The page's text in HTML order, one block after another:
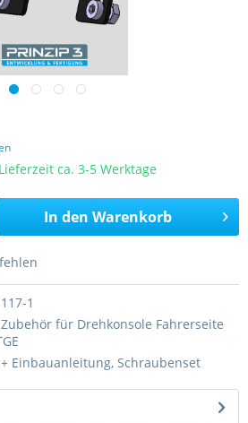
ca. 3-5 Werktage
In den Warenkorb
117-1
Zubehör für Drehkonsole Fahrerseite
+ Einbauanleitung, Schraubenset